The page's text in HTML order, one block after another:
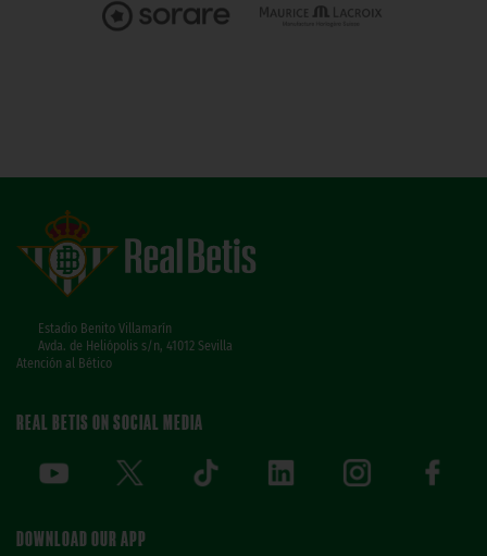
Estadio Benito Villamarín
Avda. de Heliópolis s/n, 41012 Sevilla
Atención al Bético
REAL BETIS ON SOCIAL MEDIA
DOWNLOAD OUR APP